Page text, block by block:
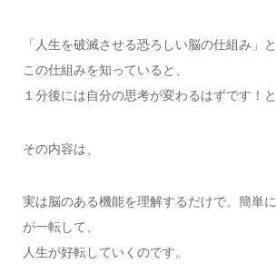
「人生を破滅させる恐ろしい脳の仕組み」
この仕組みを知っていると、
１分後には自分の思考が変わるはずです！と
その内容は、
実は脳のある機能を理解するだけで、簡単
が一転して、
人生が好転していくのです。